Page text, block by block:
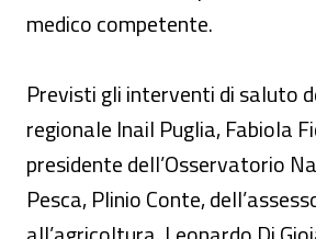
medico competente.
Previsti gli interventi di saluto
regionale Inail Puglia, Fabiola
presidente dell’Osservatorio
Pesca, Plinio Conte,